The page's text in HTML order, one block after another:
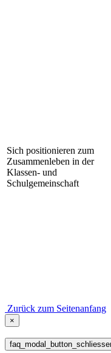
Sich positionieren zum
Zusammenleben in der
Klassen- und
Schulgemeinschaft
Zurück zum Seitenanfang
×